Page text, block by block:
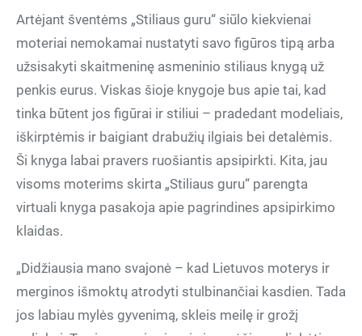
Artėjant šventėms „Stiliaus guru“ siūlo kiekvienai
moteriai nemokamai nustatyti savo figūros tipą arba
užsisakyti skaitmeninę asmeninio stiliaus knygą už
penkis eurus. Viskas šioje knygoje bus apie tai, kad
tinka būtent jos figūrai ir stiliui – pradedant modeliais,
iškirptėmis ir baigiant drabužių ilgiais bei detalėmis.
Ši knyga labai pravers ruošiantis apsipirkti. Kita, jau
visoms moterims skirta „Stiliaus guru“ parengta
virtuali knyga pasakoja apie pagrindines apsipirkimo
klaidas.
„Didžiausia mano svajonė – kad Lietuvos moterys ir
merginos išmoktų atrodyti stulbinančiai kasdien. Tada
jos labiau mylės gyvenimą, skleis meilę ir grožį